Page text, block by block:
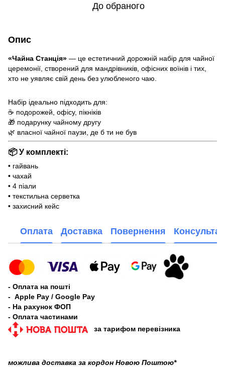
До обраного
Опис
«Чайна Станція» — це естетичний дорожній набір для чайної
церемонії, створений для мандрівників, офісних воїнів і тих,
хто не уявляє свій день без улюбленого чаю.
Набір ідеально підходить для:
☕ подорожей, офісу, пікніків
🎁 подарунку чайному другу
🌿 власної чайної паузи, де б ти не був
📦 У комплекті:
• гайвань
• чахай
• 4 піали
• текстильна серветка
• захисний кейс
Оплата Доставка Повернення
- Оплата на пошті
- Apple Pay / Google Pay
- На рахунок ФОП
- Оплата частинами
за тарифом перевізника
можлива доставка за кордон Новою Поштою*